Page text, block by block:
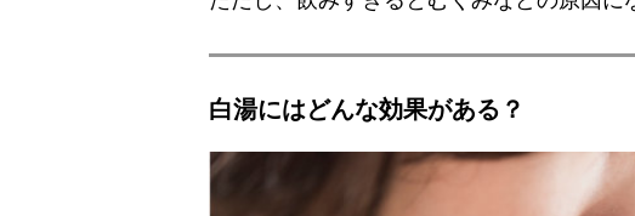
白湯にはどんな効果がある？